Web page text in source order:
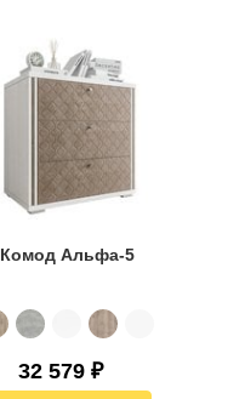
Комод Альфа-5
32 579 ₽